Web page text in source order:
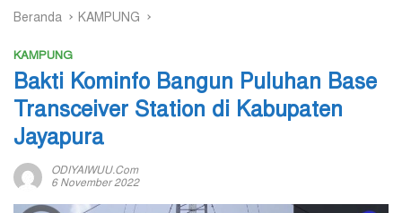
Beranda KAMPUNG
KAMPUNG
Bakti Kominfo Bangun Puluhan Base
Transceiver Station di Kabupaten
Jayapura
ODIYAIWUU.com
6 November 2022